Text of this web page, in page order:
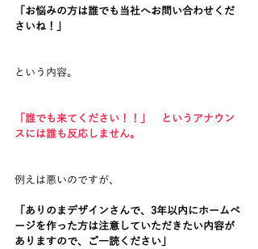
「お悩みの方は誰でも当社へお問い合わせくだ
さいね！」
という内容。
「誰でも来てください！！」　というアナウン
スには誰も反応しません。
例えは悪いのですが、
「ありのまデザインさんで、3年以内にホームペ
ージを作った方は注意していただきたい内容が
ありますので、ご一読ください」